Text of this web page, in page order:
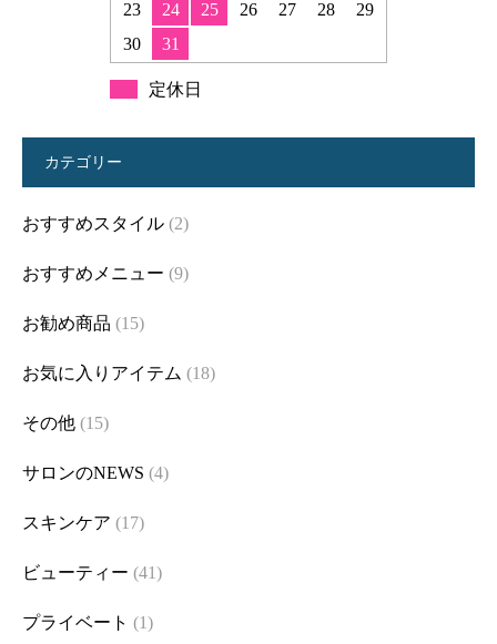
23
24 25 26 27 28
29
30
31
定休日
カテゴリー
おすすめスタイル (2)
おすすめメニュー (9)
お勧め商品 (15)
お気に入りアイテム (18)
その他 (15)
サロンのNEWS (4)
スキンケア (17)
ビューティー (41)
プライベート (1)